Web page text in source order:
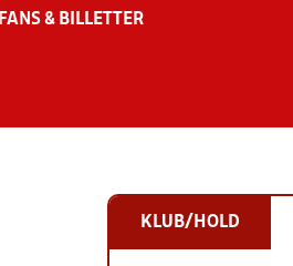
FANS & BILLETTER
KLUB/HOLD